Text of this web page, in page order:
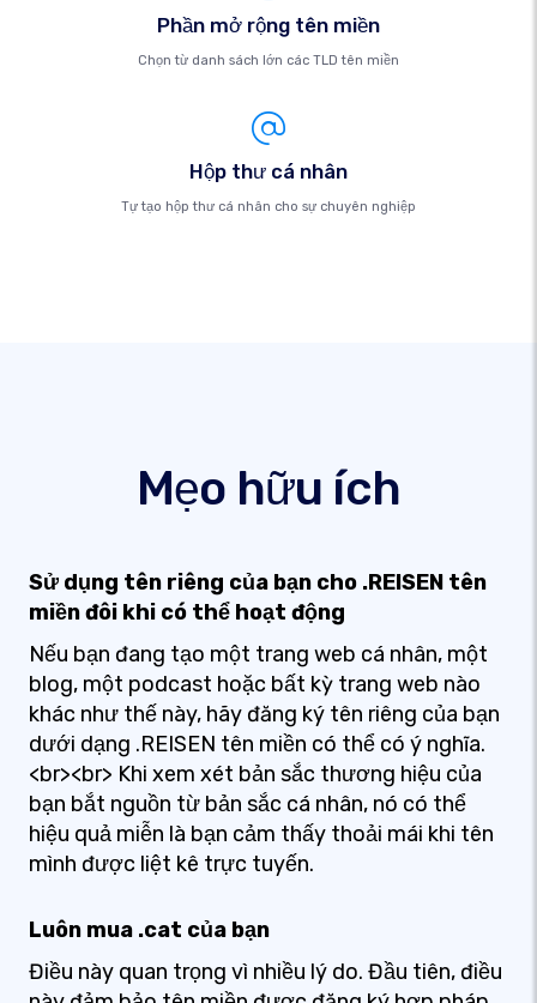
Phần mở rộng tên miền
Chọn từ danh sách lớn các TLD tên miền
Hộp thư cá nhân
Tự tạo hộp thư cá nhân cho sự chuyên nghiệp
Mẹo hữu ích
Sử dụng tên riêng của bạn cho .REISEN tên
miền đôi khi có thể hoạt động
Nếu bạn đang tạo một trang web cá nhân, một
blog, một podcast hoặc bất kỳ trang web nào
khác như thế này, hãy đăng ký tên riêng của bạn
dưới dạng .REISEN tên miền có thể có ý nghĩa.
<br><br> Khi xem xét bản sắc thương hiệu của
bạn bắt nguồn từ bản sắc cá nhân, nó có thể
hiệu quả miễn là bạn cảm thấy thoải mái khi tên
mình được liệt kê trực tuyến.
Luôn mua .cat của bạn
Điều này quan trọng vì nhiều lý do. Đầu tiên, điều